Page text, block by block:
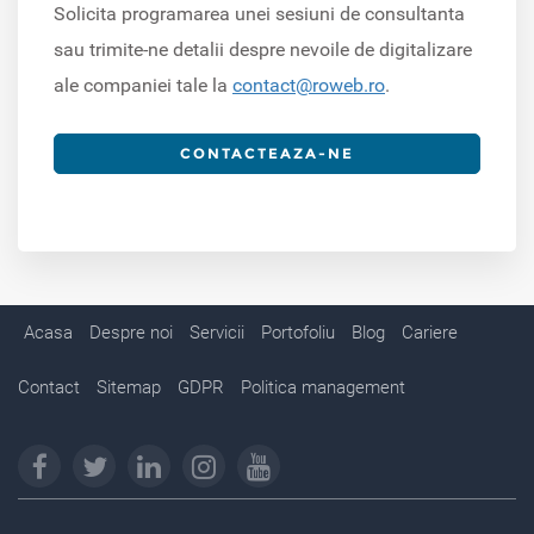
Solicita programarea unei sesiuni de consultanta
sau trimite-ne detalii despre nevoile de digitalizare
ale companiei tale la contact@roweb.ro.
CONTACTEAZA-NE
Acasa Despre noi Servicii Portofoliu Blog Cariere
Contact Sitemap GDPR Politica management